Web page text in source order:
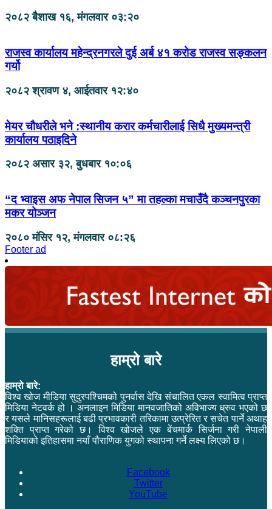
२०८२ बैशाख १६, मंगलवार ०३:२०
राजस्व कार्यालय महेन्द्रनगरले दुई अर्ब ४१ करोड राजस्व सङ्कलन
गर्यो
२०८२ श्रावण ४, आईतवार १२:४०
मेयर चौधरीले भने :स्थानीय करार कर्मचारीलाई सिधै मुख्यमन्त्री
कार्यालय पठाइदिने
२०८२ असार ३२, बुधबार १०:०६
“द भ्वाइस अफ नेपाल सिजन ५” मा तहल्का मचाउँदै कञ्चनपुरका
मकर योञ्जन
२०८० मंसिर १२, मंगलवार ०८:२६
Footer ad
हाम्रो बारे
हाम्रो बारे:
विश्व खोज मीडिया सुदुरपश्चिमको पुनर्वास देखि संचालित एकल स्वामित्व प्राप्त
मिडिया नेटवर्क हो । अनलाइन मिडिया मानवजातिको अविभाज्य ध्रुव भएको छ
र यसले मानिसहरूलाई बढी प्रभावकारी तरिकामा उत्प्रेरित र सचेत पार्ने अथाह
शक्ति प्राप्त गरेको छ। विश्व खोजले एक बेंचमार्क सिर्जना गरी नेपाली
मिडियाको इतिहासमा नयाँ पौराणिक युगको स्थापना गर्ने लक्ष्य लिएको छ।
Facebook
Twitter
YouTube